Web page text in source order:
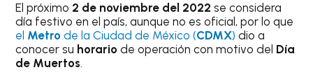
El próximo 2 de noviembre del 2022 se considera
día festivo en el país, aunque no es oficial, por lo que
el Metro de la Ciudad de México (CDMX)dio a
conocer su horario de operación con motivo del Día
de Muertos.